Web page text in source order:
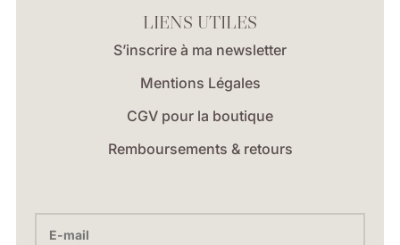
LIENS UTILES
S’inscrire à ma newsletter
Mentions Légales
CGV pour la boutique
Remboursements & retours